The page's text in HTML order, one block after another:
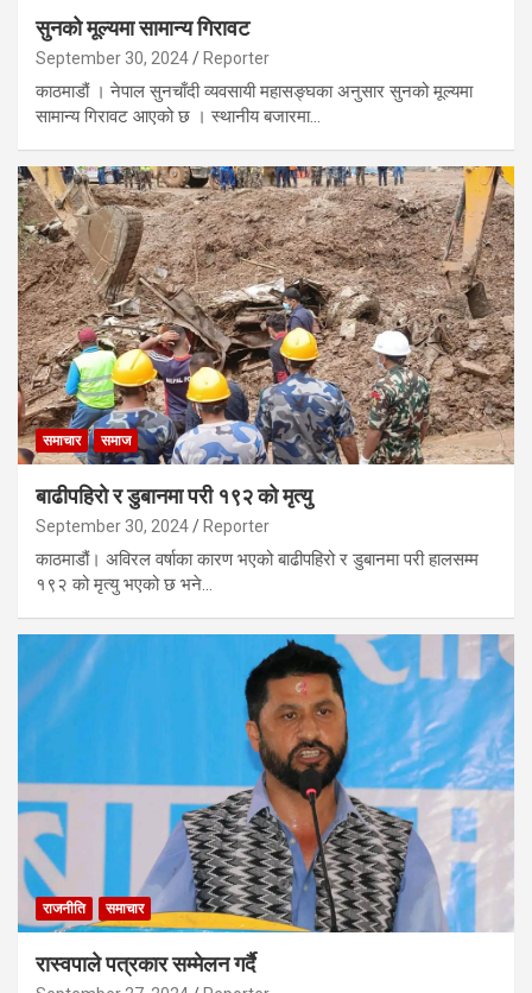
सुनको मूल्यमा सामान्य गिरावट
September 30, 2024 Reporter
काठमाडौं । नेपाल सुनचाँदी व्यवसायी महासङ्घका अनुसार सुनको मूल्यमा
सामान्य गिरावट आएको छ । स्थानीय बजारमा…
समाचार समाज
बाढीपहिरो र डुबानमा परी १९२ को मृत्यु
September 30, 2024 Reporter
काठमाडौं। अविरल वर्षाका कारण भएको बाढीपहिरो र डुबानमा परी हालसम्म
१९२ को मृत्यु भएको छ भने…
राजनीति समाचार
रास्वपाले पत्रकार सम्मेलन गर्दै